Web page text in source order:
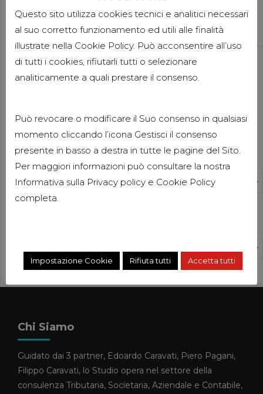
DELLE DICHIARAZIONI SULLE
IMPOSTE INTEGRATIVE
DORA: LA NUOVA NORMATIVA
News
FORBES ITALIA 100
PROFESSIONALS 2026
PRINCIPALI NOVITÀ DEL
VENTESIMO PACCHETTO
13 MAGGIO 2026
Categorie
Select Category
Chi Siamo
Guidato dai 3 partner, Edoardo Caravati, Piero Pagani,
Filippo Caravati, lo Studio opera nel settore della
consulenza Tributaria, Societaria, Aziendale e Contabile,
Questo sito utilizza cookies tecnici e analitici necessari
al suo corretto funzionamento ed utili alle finalità
illustrate nella Cookie Policy. Può acconsentire all’uso
di tutti i cookies, rifiutarli tutti o selezionare
analiticamente a quali prestare il consenso.
Può revocare o modificare il Suo consenso in qualsiasi
momento cliccando l’icona Gestisci il consenso
presente in basso a destra in tutte le pagine del Sito.
Per maggiori informazioni può consultare la nostra
Informativa sulla Privacy policy e Cookie Policy
completa.
Impostazione Cookie Rifiuta tutti Accetta tutti